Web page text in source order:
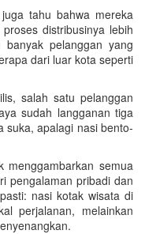
tahu bahwa mereka
distribusinya lebih
pelanggan yang
dari luar kota seperti
salah satu pelanggan
sudah langganan tiga
suka, apalagi nasi bento-
menggambarkan semua
pengalaman pribadi dan
nasi kotak wisata di
perjalanan, melainkan